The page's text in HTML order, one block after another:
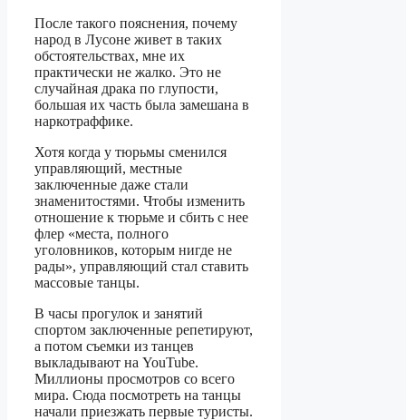
После такого пояснения, почему
народ в Лусоне живет в таких
обстоятельствах, мне их
практически не жалко. Это не
случайная драка по глупости,
большая их часть была замешана в
наркотраффике.
Хотя когда у тюрьмы сменился
управляющий, местные
заключенные даже стали
знаменитостями. Чтобы изменить
отношение к тюрьме и сбить с нее
флер «места, полного
уголовников, которым нигде не
рады», управляющий стал ставить
массовые танцы.
В часы прогулок и занятий
спортом заключенные репетируют,
а потом съемки из танцев
выкладывают на YouTube.
Миллионы просмотров со всего
мира. Сюда посмотреть на танцы
начали приезжать первые туристы.